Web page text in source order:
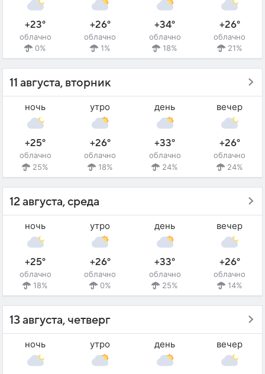
+23°
облачно
0%
+26°
облачно
1%
+34°
облачно
18%
+26°
облачно
21%
11 августа, вторник
ночь
+25°
облачно
25%
утро
+26°
облачно
18%
день
+33°
облачно
24%
вечер
+26°
облачно
24%
12 августа, среда
ночь
+25°
облачно
18%
утро
+26°
облачно
0%
день
+33°
облачно
25%
вечер
+26°
облачно
14%
13 августа, четверг
ночь утро день вечер